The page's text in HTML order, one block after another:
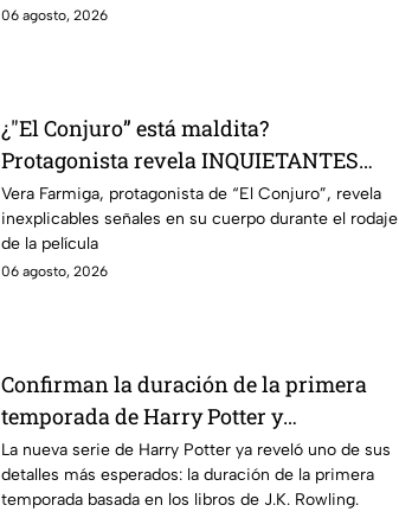
06 agosto, 2026
¿"El Conjuro” está maldita?
Protagonista revela INQUIETANTES
señales en su cuerpo durante la
grabación de la película
Vera Farmiga, protagonista de “El Conjuro”, revela
inexplicables señales en su cuerpo durante el rodaje
de la película
06 agosto, 2026
Confirman la duración de la primera
temporada de Harry Potter y
emocionará a los fans de los libros
La nueva serie de Harry Potter ya reveló uno de sus
detalles más esperados: la duración de la primera
temporada basada en los libros de J.K. Rowling.